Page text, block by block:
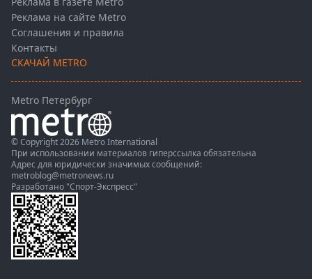
Реклама на сайте Metro
Соглашения и правила
Контакты
СКАЧАЙ METRO
Metro Петербург
© Copyright 2026 Metro International
При использовании материалов гиперссылка обязательна
Адрес для юридически значимых сообщений:
metroblog@metronews.ru
Разработано "Спорт-Экспресс"